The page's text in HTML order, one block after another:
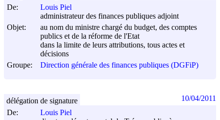
De:
Louis Piel
administrateur des finances publiques adjoint
Objet:
au nom du ministre chargé du budget, des comptes
publics et de la réforme de l'Etat
dans la limite de leurs attributions, tous actes et
décisions
Groupe:
Direction générale des finances publiques (DGFiP)
De:
Louis Piel
délégation de signature 10/04/2011